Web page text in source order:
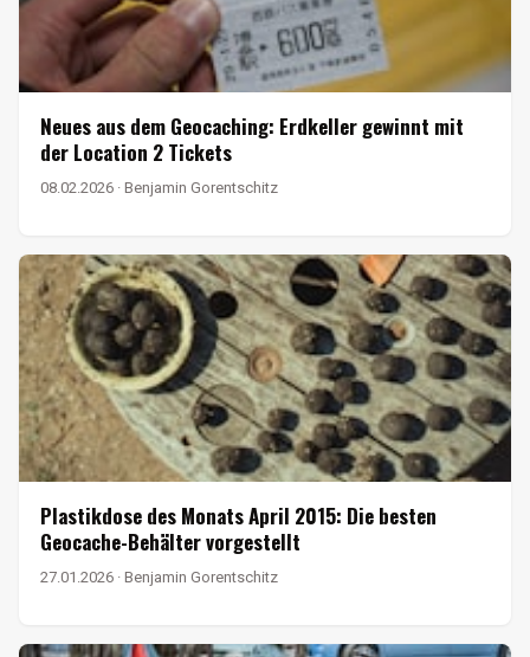
Neues aus dem Geocaching: Erdkeller gewinnt mit
der Location 2 Tickets
08.02.2026 · Benjamin Gorentschitz
Plastikdose des Monats April 2015: Die besten
Geocache-Behälter vorgestellt
27.01.2026 · Benjamin Gorentschitz